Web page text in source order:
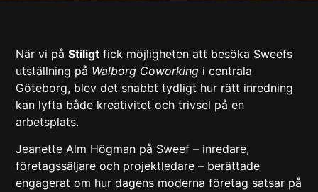
När vi påStiligt fick möjligheten att besöka Sweefs
utställning på Walborg Coworking i centrala
Göteborg, blev det snabbt tydligt hur rätt inredning
kan lyfta både kreativitet och trivsel på en
arbetsplats.
Jeanette Alm Högman på Sweef – inredare,
företagssäljare och projektledare – berättade
engagerat om hur dagens moderna företag satsar på